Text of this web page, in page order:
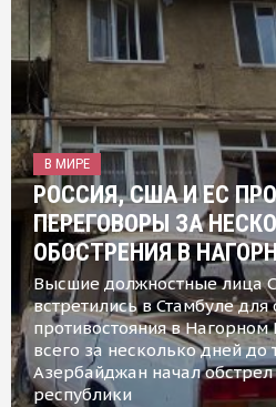
В МИРЕ
РОССИЯ, США И ЕС
ПЕРЕГОВОРЫ ЗА
ОБОСТРЕНИЯ В
Высшие должностные лица
встретились в Стамбуле
противостояния в Нагорном
всего за несколько дней до
Азербайджан начал
республики